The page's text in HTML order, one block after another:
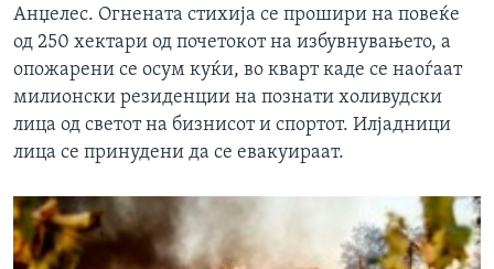
Анџелес. Огнената стихија се прошири на повеќе
од 250 хектари од почетокот на избувнувањето, а
опожарени се осум куќи, во кварт каде се наоѓаат
милионски резиденции на познати холивудски
лица од светот на бизнисот и спортот. Илјадници
лица се принудени да се евакуираат.